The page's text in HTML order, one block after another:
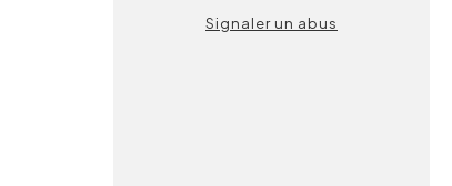
Signaler un abus